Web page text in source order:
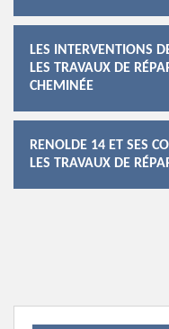
LES INTERVENTIONS
LES TRAVAUX DE
CHEMINÉE
RENOLDE 14 ET SES
LES TRAVAUX DE